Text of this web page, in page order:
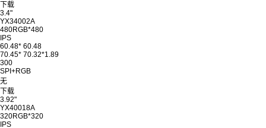
下载
3.4"
YX34002A
480RGB*480
IPS
60.48* 60.48
70.45* 70.32*1.89
300
SPI+RGB
无
下载
3.92"
YX40018A
320RGB*320
IPS